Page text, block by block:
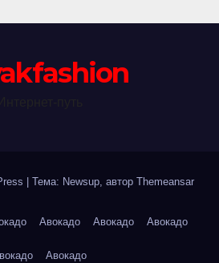
Тема: Newsup, автор Themeansar
Авокадо Авокадо Авокадо
Авокадо